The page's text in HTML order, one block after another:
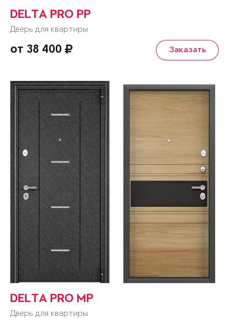
DELTA PRO PP
Дверь для квартиры
от 38 400 Заказать
DELTA PRO MP
Дверь для квартиры